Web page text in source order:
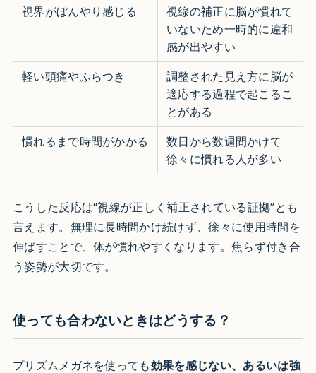
視界がぼんやり感じる
視線の補正に脳が慣れて
いないため一時的に違和
感が出やすい
軽い頭痛やふらつき
調整された見え方に脳が
適応する過程で起こるこ
とがある
慣れるまで時間がかかる
数日から数週間かけて
徐々に慣れる人が多い
こうした反応は“視線が正しく補正されている証拠”とも
言えます。無理に長時間かけ続けず、徐々に使用時間を
伸ばすことで、体が慣れやすくなります。焦らず付き合
う姿勢が大切です。
使っても合わないときはどうする？
プリズムメガネを使っても効果を感じない、あるいは強